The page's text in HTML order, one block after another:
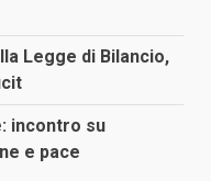
Legge di Bilancio,
incontro su
e pace